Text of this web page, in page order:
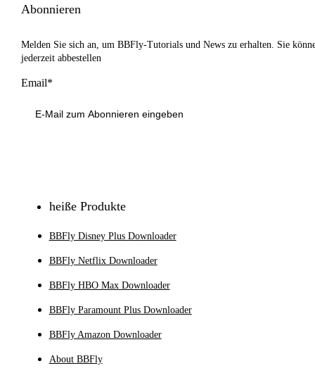
Abonnieren
Melden Sie sich an, um BBFly-Tutorials und News zu erhalten. Sie
jederzeit abbestellen
Email*
heiße Produkte
BBFly Disney Plus Downloader
BBFly Netflix Downloader
BBFly HBO Max Downloader
BBFly Paramount Plus Downloader
BBFly Amazon Downloader
About BBFly